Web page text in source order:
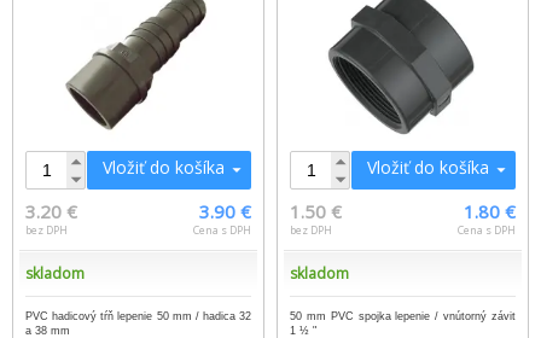
Vložiť do košíka
3.20 €
bez DPH
3.90 €
Cena s DPH
skladom
PVC hadicový tŕň lepenie 50 mm / hadica 32
a 38 mm
Vložiť do košíka
1.50 €
bez DPH
1.80 €
Cena s DPH
skladom
50 mm PVC spojka lepenie / vnútorný závit
1 ½ "